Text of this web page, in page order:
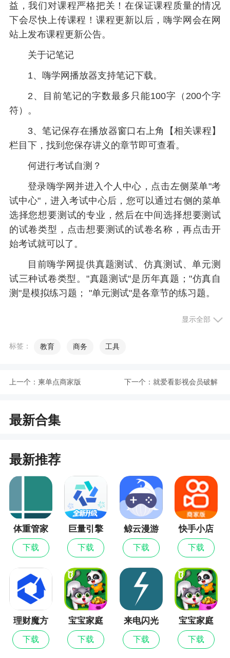
益，我们对课程严格把关！在保证课程质量的情况
下会尽快上传课程！课程更新以后，嗨学网会在网
站上发布课程更新公告。
关于记笔记
1、嗨学网播放器支持笔记下载。
2、目前笔记的字数最多只能100字（200个字
符）。
3、笔记保存在播放器窗口右上角【相关课程】
栏目下，找到您保存讲义的章节即可查看。
何进行考试自测？
登录嗨学网并进入个人中心，点击左侧菜单"考
试中心"，进入考试中心后，您可以通过右侧的菜单
选择您想要测试的专业，然后在中间选择想要测试
的试卷类型，点击想要测试的试卷名称，再点击开
始考试就可以了。
目前嗨学网提供真题测试、仿真测试、单元测
试三种试卷类型。"真题测试"是历年真题；"仿真自
测"是模拟练习题； "单元测试"是各章节的练习题。
一建、二建、CPA、司法、执业药师、消防工
视频课和题库啦！
学习的海洋里永远不翻。
据说最近流量又便宜了，那也得花钱啊！这次
我们把离线缓存做的更加稳定啦。
老湿颜值太高影响你听课？这种借口你也说得
出来！现在你可以随意调整老师视频或者ppt显示的
位置，或者直接关闭它们，别让老湿再抓到你不好
好听课啦。
处女座的童鞋，这回直播、回放、录播、题库
的数据都可以同步啦，表纠结！以后用手机学习妥
妥有记录！
还有你之前遇到的各种Bug，基本都得到解决
啦。
软件特色
显示全部
标签： 教育 商务 工具
上一个： 柬单点商家版 下一个： 就爱看影视会员破解
最新合集
最新推荐
体重管家
下载
巨量引擎
下载
鲸云漫游
下载
快手小店
商家版
下载
理财魔方
下载
宝宝家庭
日最新版
下载
来电闪光
灯最新版
下载
宝宝家庭
日
下载